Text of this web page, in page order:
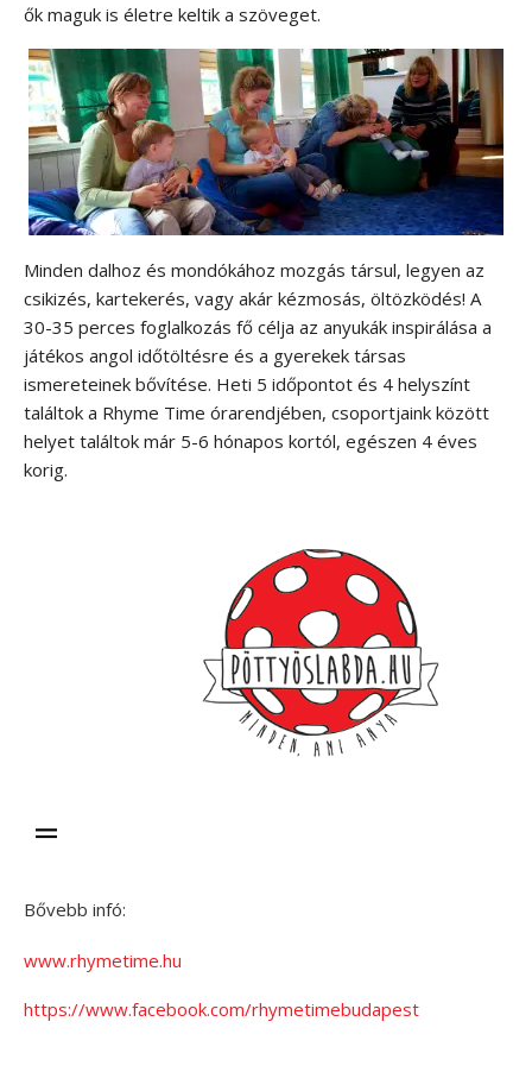
ők maguk is életre keltik a szöveget.
Minden dalhoz és mondókához mozgás társul, legyen az
csikizés, kartekerés, vagy akár kézmosás, öltözködés! A
30-35 perces foglalkozás fő célja az anyukák inspirálása a
játékos angol időtöltésre és a gyerekek társas
ismereteinek bővítése. Heti 5 időpontot és 4 helyszínt
találtok a Rhyme Time órarendjében, csoportjaink között
helyet találtok már 5-6 hónapos kortól, egészen 4 éves
korig.
Bővebb infó:
www.rhymetime.hu
https://www.facebook.com/rhymetimebudapest